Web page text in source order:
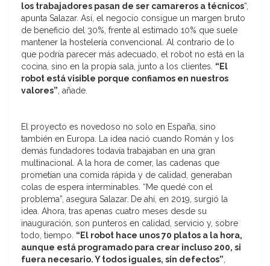
los trabajadores pasan de ser camareros a técnicos“,
apunta Salazar. Así, el negocio consigue un margen bruto
de beneficio del 30%, frente al estimado 10% que suele
mantener la hostelería convencional. Al contrario de lo
que podría parecer más adecuado, el robot no está en la
cocina, sino en la propia sala, junto a los clientes. “El
robot está visible porque confiamos en nuestros
valores” , añade.
El proyecto es novedoso no solo en España, sino
también en Europa. La idea nació cuando Román y los
demás fundadores todavía trabajaban en una gran
multinacional. A la hora de comer, las cadenas que
prometían una comida rápida y de calidad, generaban
colas de espera interminables. “Me quedé con el
problema”, asegura Salazar. De ahí, en 2019, surgió la
idea. Ahora, tras apenas cuatro meses desde su
inauguración, son punteros en calidad, servicio y, sobre
todo, tiempo. “El robot hace unos 70 platos a la hora,
aunque está programado para crear incluso 200, si
fuera necesario. Y todos iguales, sin defectos”